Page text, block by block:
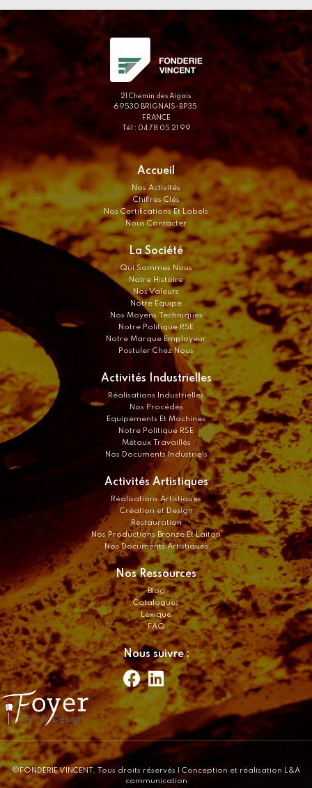
21 Chemin des Aigais
69530 BRIGNAIS-BP35
FRANCE
Tél : 04 78 05 21 99
Accueil
Nos Activités
Chiffres Clés
Nos Certifications Et Labels
Nous Contacter
La Société
Qui Sommes Nous
Notre Histoire
Nos Valeurs
Notre Equipe
Nos Moyens Techniques
Notre Politique RSE
Notre Marque Employeur
Postuler Chez Nous
Activités Industrielles
Réalisations Industrielles
Nos Procédés
Equipements Et Machines
Notre Politique RSE
Métaux Travaillés
Nos Documents Industriels
Activités Artistiques
Réalisations Artistiques
Création et Design
Restauration
Nos Productions Bronze Et Laiton
Nos Documents Artistiques
Nos Ressources
Blog
Catalogues
Lexique
FAQ
Nous suivre :
©FONDERIE VINCENT. Tous droits réservés
| Conception et réalisation L&A
communication